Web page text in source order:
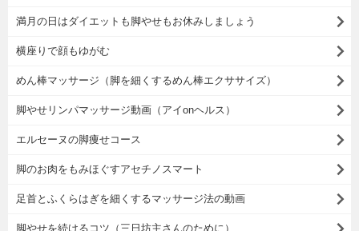
満月の日はダイエットも脚やせもお休みしましょう
横座りで顔もゆがむ
めん棒マッサージ（脚を細くするめん棒エクササイズ）
脚やせリンパマッサージ動画（アイonヘルス）
エルセーヌの脚痩せコース
脚のお肉をもみほぐすアセチノスマート
足首とふくらはぎを細くするマッサージ法の動画
脚やせを続けるコツ（三日坊主さんのために）